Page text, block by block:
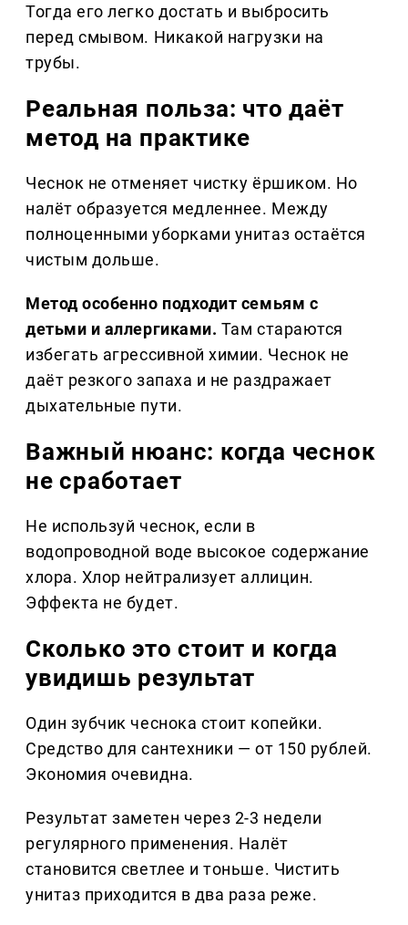
Тогда его легко достать и выбросить
перед смывом. Никакой нагрузки на
трубы.
Реальная польза: что даёт
метод на практике
Чеснок не отменяет чистку ёршиком. Но
налёт образуется медленнее. Между
полноценными уборками унитаз остаётся
чистым дольше.
Метод особенно подходит семьям с
детьми и аллергиками. Там стараются
избегать агрессивной химии. Чеснок не
даёт резкого запаха и не раздражает
дыхательные пути.
Важный нюанс: когда чеснок
не сработает
Не используй чеснок, если в
водопроводной воде высокое содержание
хлора. Хлор нейтрализует аллицин.
Эффекта не будет.
Сколько это стоит и когда
увидишь результат
Один зубчик чеснока стоит копейки.
Средство для сантехники — от 150 рублей.
Экономия очевидна.
Результат заметен через 2-3 недели
регулярного применения. Налёт
становится светлее и тоньше. Чистить
унитаз приходится в два раза реже.